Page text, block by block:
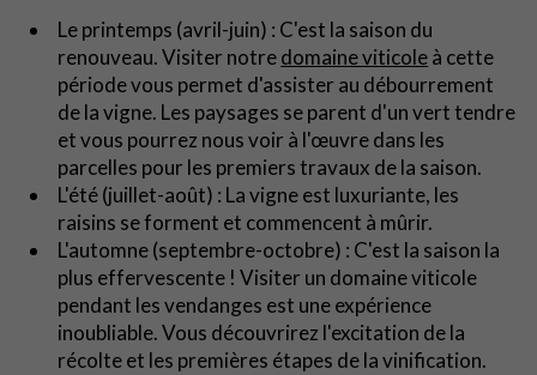
Le printemps (avril-juin) : C'est la saison du
renouveau. Visiter notredomaine viticoleà cette
période vous permet d'assister au débourrement
de la vigne. Les paysages se parent d'un vert tendre
et vous pourrez nous voir à l'œuvre dans les
parcelles pour les premiers travaux de la saison.
L'été (juillet-août) : La vigne est luxuriante, les
raisins se forment et commencent à mûrir.
L'automne (septembre-octobre) : C'est la saison la
plus effervescente ! Visiter un domaine viticole
pendant les vendanges est une expérience
inoubliable. Vous découvrirez l'excitation de la
récolte et les premières étapes de la vinification.